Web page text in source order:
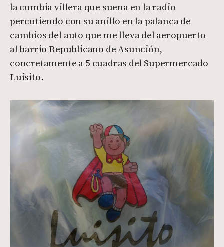
la cumbia villera que suena en la radio
percutiendo con su anillo en la palanca de
cambios del auto que me lleva del aeropuerto
al barrio Republicano de Asunción,
concretamente a 5 cuadras del Supermercado
Luisito.